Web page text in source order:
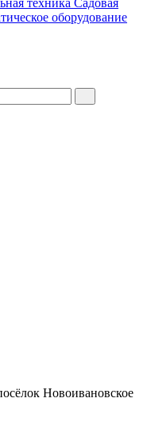
техника Садовая
оборудование
Новоивановское